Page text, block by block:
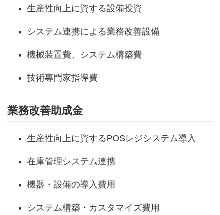
生産性向上に資する設備投資
システム連携による業務改善設備
機械装置費、システム構築費
技術專門家指導費
業務改善助成金
生産性向上に資するPOSレジシステム導入
在庫管理システム連携
機器・設備の導入費用
システム構築・カスタマイズ費用